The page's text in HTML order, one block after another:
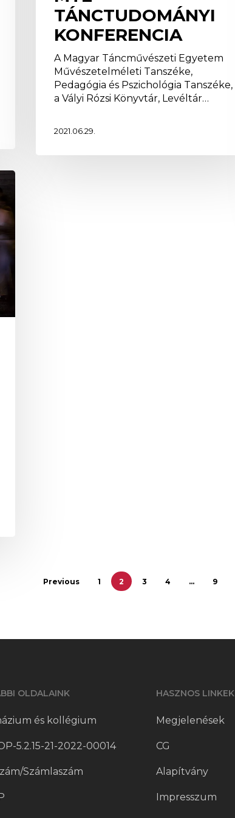
TÁNCTUDOMÁNYI
KONFERENCIA
A Magyar Táncművészeti Egyetem
Művészetelméleti Tanszéke,
Pedagógia és Pszichológia Tanszéke,
a Vályi Rózsi Könyvtár, Levéltár…
2021.06.29.
Previous 1 2 3 4 … 9
OLDALAINK
és kollégium
5.2.15-21-2022-00014
Számlaszám
HASZNOS LINKEK
Megjelenések
CG
Alapítvány
Impresszum